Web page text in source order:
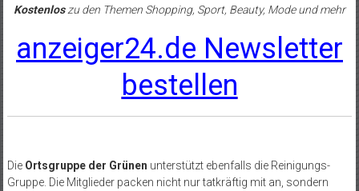
Kostenloszu den Themen Shopping, Sport, Beauty, Mode und mehr
anzeiger24.de Newsletter
bestellen
Die Ortsgruppe der Grünen unterstützt ebenfalls die Reinigungs-
Gruppe. Die Mitglieder packen nicht nur tatkräftig mit an, sondern